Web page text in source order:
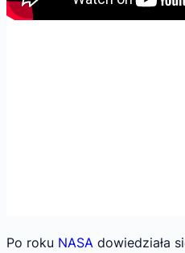
Po roku NASA dowiedziała